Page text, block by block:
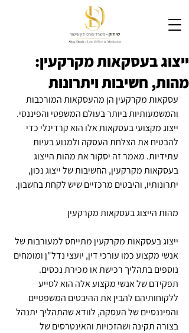
ייצוג בעסקאות מקרקעין:
מהות, חשיבות ויתרונות
עסקאות מקרקעין הן מהעסקאות המורכבות
והמשמעותיות ביותר בעולם המשפטי והפיננסי.
ייצוג מקצועי בעסקאות אלו הוא קרדינלי כדי
להבטיח את הצלחת העסקה ולמנוע בעיות
עתידיות. מאמר זה יסקור את מהות הייצוג
בעסקאות מקרקעין, החשיבות של ייצוג נכון,
יתרונותיו, והיבטים מרכזיים שיש לקחת בחשבון.
מהות הייצוג בעסקאות מקרקעין
ייצוג בעסקאות מקרקעין מתייחס למעורבות של
אנשי מקצוע כמו עורכי דין, יועצי נדל"ן ומומחים
נוספים בתהליך רכישת או מכירת נכסים.
תפקידם של אנשי מקצוע אלה הוא לסייע
ללקוחותיהם להבין את ההיבטים המשפטיים
והפיננסיים של העסקה, לוודא שהתהליך יתנהל
בצורה תקינה ושהזכויות והאינטרסים של